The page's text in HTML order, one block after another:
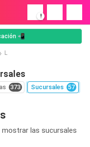
!
📲
L
373 Sucursales 57
las sucursales